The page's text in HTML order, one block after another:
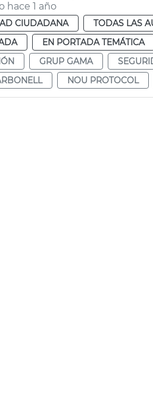
hace 1 año
CIUDADANA TODAS LAS
EN PORTADA TEMÁTICA
GRUP GAMA
NOU PROTOCOL